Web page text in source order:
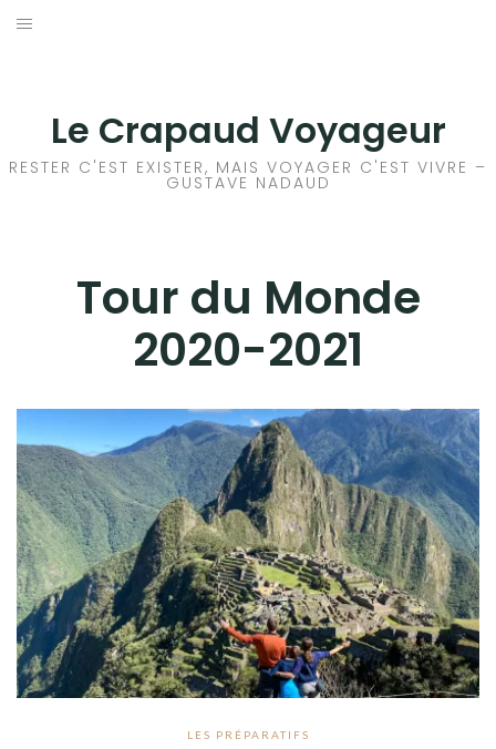
Aller
Le Crapaud Voyageur
RESTER C'EST EXISTER, MAIS VOYAGER C'EST VIVRE –
GUSTAVE NADAUD
Tour du Monde
2020-2021
LES PRÉPARATIFS
EUROPE
AMÉRIQUE CENTRALE
AMÉRIQUE DU SUD
TOUR DU MONDE 2020-2021
CONTACT